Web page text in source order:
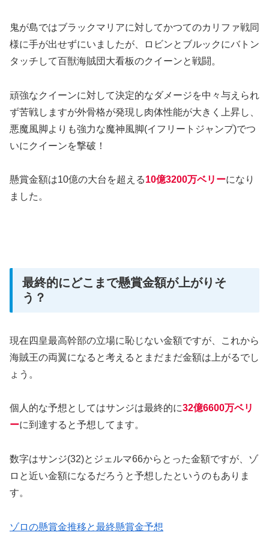
鬼が島ではブラックマリアに対してかつてのカリファ戦同
様に手が出せずにいましたが、ロビンとブルックにバトン
タッチして百獣海賊団大看板のクイーンと戦闘。
頑強なクイーンに対して決定的なダメージを中々与えられ
ず苦戦しますが外骨格が発現し肉体性能が大きく上昇し、
悪魔風脚よりも強力な魔神風脚(イフリートジャンプ)でつ
いにクイーンを撃破！
懸賞金額は10億の大台を超える10億3200万ベリーになり
ました。
最終的にどこまで懸賞金額が上がりそ
う？
現在四皇最高幹部の立場に恥じない金額ですが、これから
海賊王の両翼になると考えるとまだまだ金額は上がるでし
ょう。
個人的な予想としてはサンジは最終的に32億6600万ベリ
ーに到達すると予想してます。
数字はサンジ(32)とジェルマ66からとった金額ですが、ゾ
ロと近い金額になるだろうと予想したというのもありま
す。
ゾロの懸賞金推移と最終懸賞金予想